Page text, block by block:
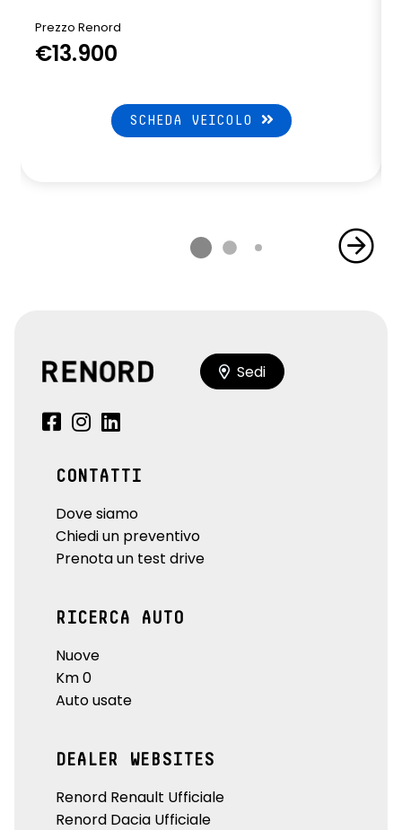
Prezzo Renord
€13.900
SCHEDA VEICOLO
Sedi
CONTATTI
Dove siamo
Chiedi un preventivo
Prenota un test drive
RICERCA AUTO
Nuove
Km 0
Auto usate
DEALER WEBSITES
Renord Renault Ufficiale
Renord Dacia Ufficiale